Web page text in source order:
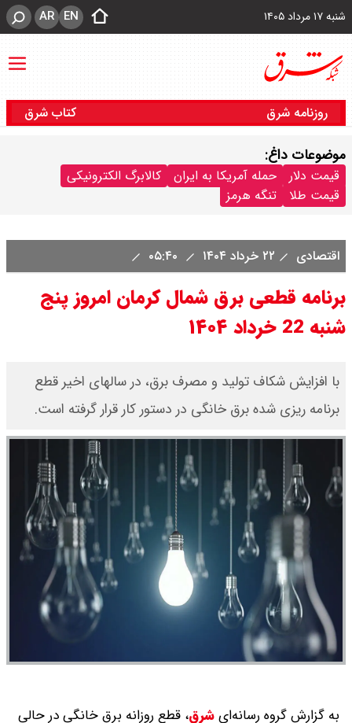
شنبه ۱۷ مرداد ۱۴۰۵ EN
AR
روزنامه شرق کتاب شرق
موضوعات داغ:
قیمت دلار حمله آمریکا به ایران
کالابرگ الکترونیکی
قیمت طلا
تنگه هرمز
اقتصادی ۲۲ خرداد ۱۴۰۴
برنامه قطعی برق شمال کرمان امروز پنج
شنبه 22 خرداد ۱۴۰۴
با افزایش شکاف تولید و مصرف برق، در سالهای اخیر قطع
برنامه ریزی شده برق خانگی در دستور کار قرار گرفته است.
به گزارش گروه رسانه‌ایشرق، قطع روزانه برق خانگی در حالی